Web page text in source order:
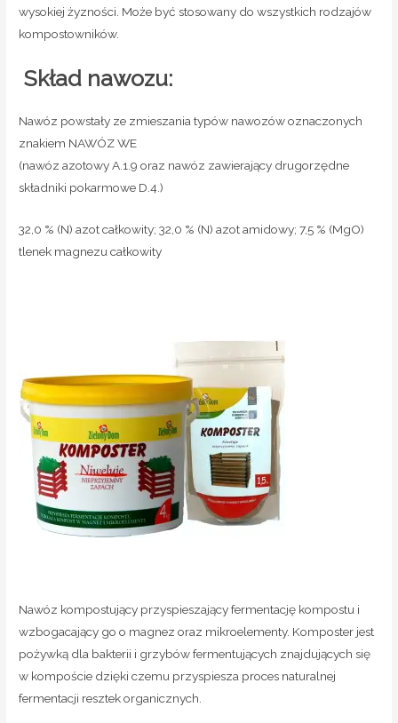
wysokiej żyzności. Może być stosowany do wszystkich rodzajów
kompostowników.
Skład nawozu:
Nawóz powstały ze zmieszania typów nawozów oznaczonych
znakiem NAWÓZ WE
(nawóz azotowy A.1.9 oraz nawóz zawierający drugorzędne
składniki pokarmowe D.4.)
32,0 % (N) azot całkowity; 32,0 % (N) azot amidowy; 7,5 % (MgO)
tlenek magnezu całkowity
Nawóz kompostujący przyspieszający fermentację kompostu i
wzbogacający go o magnez oraz mikroelementy. Komposter jest
pożywką dla bakterii i grzybów fermentujących znajdujących się
w kompoście dzięki czemu przyspiesza proces naturalnej
fermentacji resztek organicznych.